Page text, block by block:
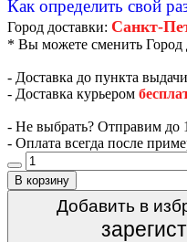
Как определить свой
Город доставки: Санкт-
* Вы можете сменить Город
- Доставка до пункта выдачи
- Доставка курьером
- Не выбрать? Отправим до
- Оплата всегда после
В корзину
Добавить в